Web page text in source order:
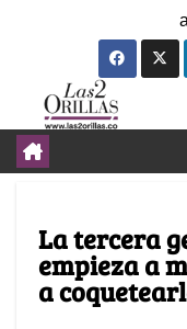
La tercera
empieza a
a